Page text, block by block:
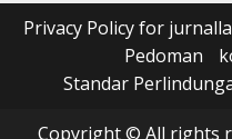
Privacy Policy for
Pedoman
Standar
Copyright © All rights